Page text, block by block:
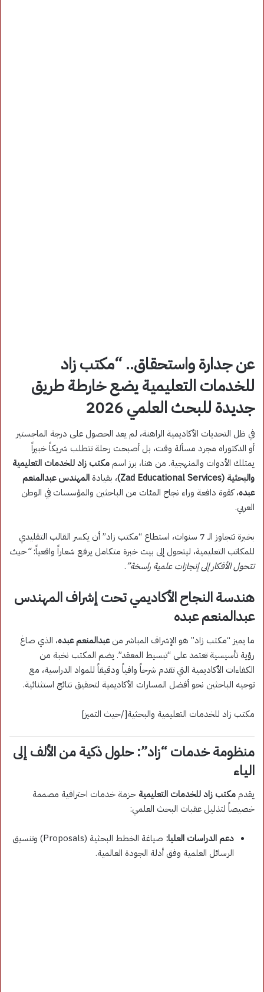
عن جدارة واستحقاق.. “مكتب زاد
للخدمات التعليمية يضع خارطة طريق
جديدة للبحث العلمي 2026
في ظل التحديات الأكاديمية الراهنة، لم يعد الحصول على درجة الماجستير
أو الدكتوراه مجرد مسألة وقت، بل أصبحت رحلة تتطلب شريكاً خبيراً
يمتلك الأدوات والمنهجية. من هنا، برز اسممكتب زاد للخدمات التعليمية
والبحثية (Zad Educational Services)
، بقيادة المهندس عبدالمنعم
عبده، كقوة دافعة وراء نجاح المئات من الباحثين والمؤسسات في الوطن
العربي.
بخبرة تتجاوز الـ 7 سنوات، استطاع “مكتب زاد” أن يكسر القالب التقليدي
للمكاتب التعليمية، ليتحول إلى بيت خبرة متكامل يرفع شعاراً واقعياً:“حيث
تتحول الأفكار إلى إنجازات علمية راسخة”.
هندسة النجاح الأكاديمي تحت إشراف المهندس
عبدالمنعم عبده
ما يميز “مكتب زاد” هو الإشراف المباشر منعبدالمنعم عبده، الذي صاغ
رؤية تأسيسية تعتمد على “تبسيط المعقد”. يضم المكتب نخبة من
الكفاءات الأكاديمية التي تقدم شرحاً وافياً ودقيقاً للمواد الدراسية، مع
توجيه الباحثين نحو أفضل المسارات الأكاديمية لتحقيق نتائج استثنائية.
مكتب زاد للخدمات التعليمية والبحثية[/حيث التميز]
منظومة خدمات “زاد”: حلول ذكية من الألف إلى
الياء
يقدم مكتب زاد للخدمات التعليمية حزمة خدمات احترافية مصممة
خصيصاً لتذليل عقبات البحث العلمي:
دعم الدراسات العليا:
صياغة الخطط البحثية (Proposals) وتنسيق
الرسائل العلمية وفق أدلة الجودة العالمية.